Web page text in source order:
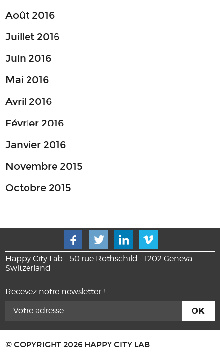
Août 2016
Juillet 2016
Juin 2016
Mai 2016
Avril 2016
Février 2016
Janvier 2016
Novembre 2015
Octobre 2015
Happy City Lab - 50 rue Rothschild - 1202 Geneva -
Switzerland
Recevez notre newsletter !
© COPYRIGHT 2026 HAPPY CITY LAB